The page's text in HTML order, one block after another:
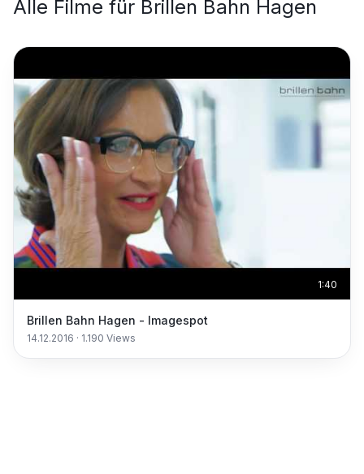
Alle Filme für Brillen Bahn Hagen
1:40
Brillen Bahn Hagen - Imagespot
14.12.2016 · 1.190 Views